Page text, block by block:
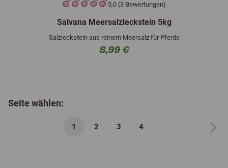
5,0 (3 Bewertungen)
Salvana Meersalzleckstein 5kg
Salzleckstein aus reinem Meersalz für Pferde
8,99 €
Seite wählen:
1 2 3 4